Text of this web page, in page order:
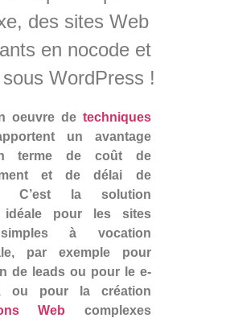
des sites Web
en nocode et
WordPress !
oeuvre de techniques
un avantage
terme de coût de
et de délai de
C’est la solution
idéale pour les sites
à vocation
par exemple pour
de leads ou pour le e-
ou pour la création
Web complexes